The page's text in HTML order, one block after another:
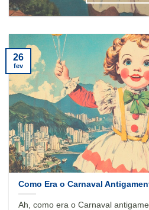
Como Era o Carnaval
Ah, como era o Carnaval
26
fev